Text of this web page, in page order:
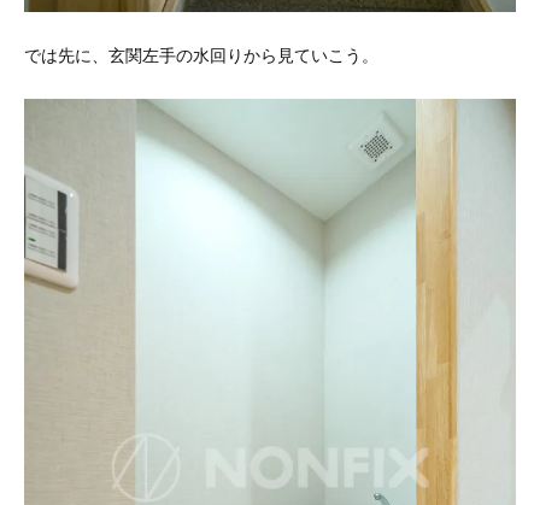
では先に、玄関左手の水回りから見ていこう。